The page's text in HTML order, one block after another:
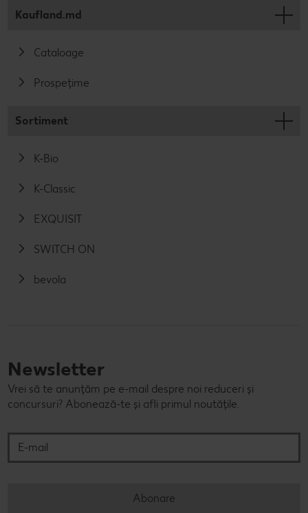
Kaufland.md
Cataloage
Prospețime
Sortiment
K-Bio
K-Classic
EXQUISIT
SWITCH ON
bevola
Newsletter
Vrei să te anunțăm pe e-mail despre noi reduceri și
concursuri? Abonează-te și afli primul noutățile.
Abonare